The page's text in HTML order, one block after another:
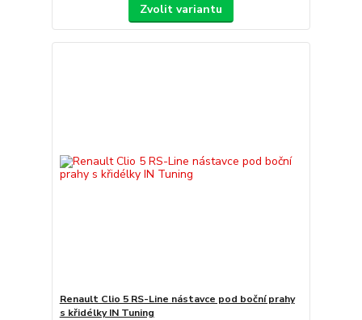
Zvolit variantu
Renault Clio 5 RS-Line nástavce pod boční prahy
s křidélky IN Tuning